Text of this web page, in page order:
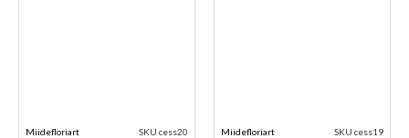
Miidefloriart SKU cess20 Miidefloriart SKU cess19